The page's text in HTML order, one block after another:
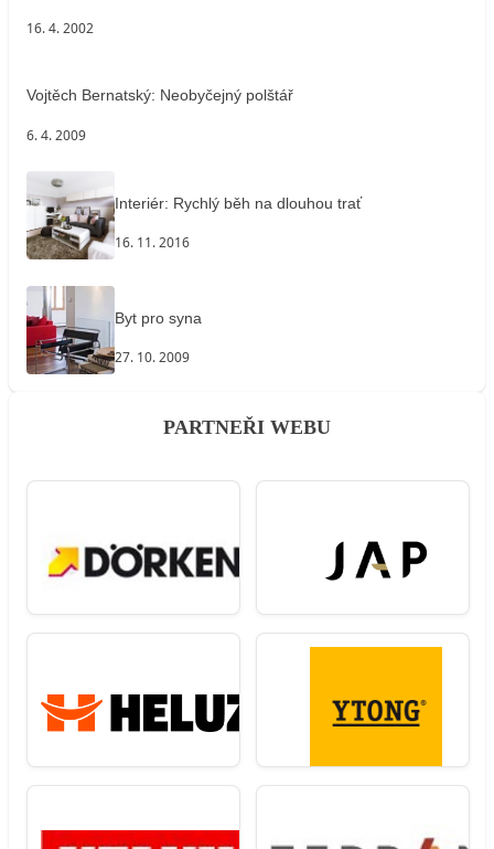
16. 4. 2002
Vojtěch Bernatský: Neobyčejný polštář
6. 4. 2009
Interiér: Rychlý běh na dlouhou trať
16. 11. 2016
Byt pro syna
27. 10. 2009
PARTNEŘI WEBU